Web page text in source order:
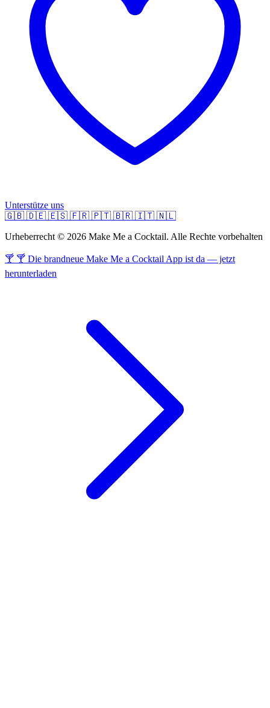
Unterstütze uns
🇬🇧 🇩🇪 🇪🇸 🇫🇷 🇵🇹 🇧🇷 🇮🇹 🇳🇱
Urheberrecht © 2026 Make Me a Cocktail. Alle Rechte vorbehalten
🍸 🍸 Die brandneue Make Me a Cocktail App ist da — jetzt
herunterladen